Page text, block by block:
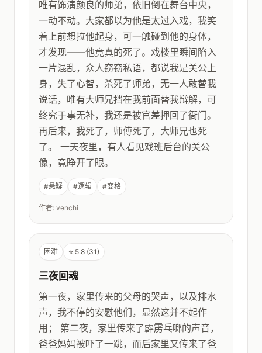
唯有饰演颜良的师弟，依旧倒在舞台中央，
一动不动。大家都以为他是太过入戏，我笑
着上前想拉他起身，可一触碰到他的身体，
才发现——他竟真的死了。戏楼里瞬间陷入
一片混乱，众人窃窃私语，都说我是关公上
身，失了心智，杀死了师弟，无一人敢替我
说话，唯有大师兄挡在我前面替我辩解，可
终究于事无补，我还是被官差押回了衙门。
再后来，我死了，师傅死了，大师兄也死
了。 一天夜里，有人看见戏班后台的关公
像，竟睁开了眼。
#悬疑 #逻辑 #变格
作者: venchi
困难 ⭐ 5.8 (31)
三夜回魂
第一夜，家里传来的父母的哭声，以及排水
声，我不停的安慰他们，显然这并不起作
用； 第二夜，家里传来了霹雳乓啷的声音，
爸爸妈妈被吓了一跳，而后家里又传来了爸